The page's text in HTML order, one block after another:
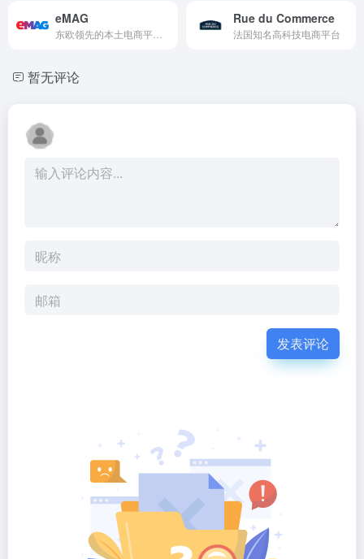
eMAG Rue du Commerce
法国知名高科技电商平台
暂无评论
发表评论